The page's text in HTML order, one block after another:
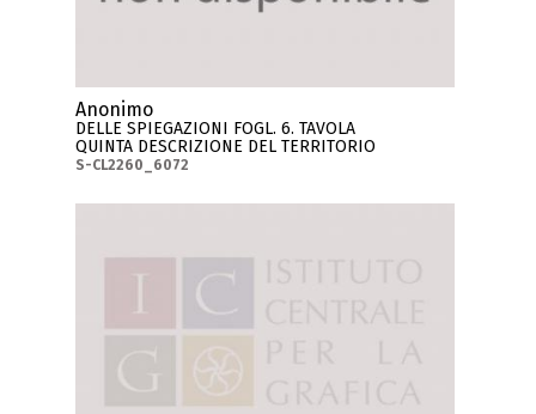
Anonimo
DELLE SPIEGAZIONI FOGL. 6. TAVOLA
QUINTA DESCRIZIONE DEL TERRITORIO
S-CL2260_6072